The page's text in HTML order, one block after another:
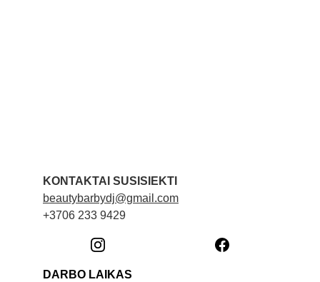
KONTAKTAI SUSISIEKTI
beautybarbydj@gmail.com
+3706 233 9429
DARBO LAIKAS